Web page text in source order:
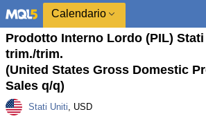
Calendario
Prodotto Interno Lordo (PIL)
trim./trim.
(United States Gross Domestic
Sales q/q)
Stati Uniti, USD